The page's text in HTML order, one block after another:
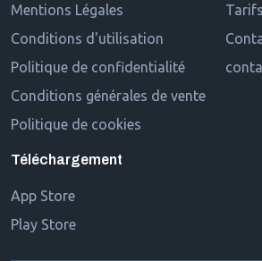
Mentions Légales
Conditions d'utilisation
Politique de confidentialité
Conditions générales de vente
Politique de cookies
Tarifs
Téléchargement
App Store
Play Store